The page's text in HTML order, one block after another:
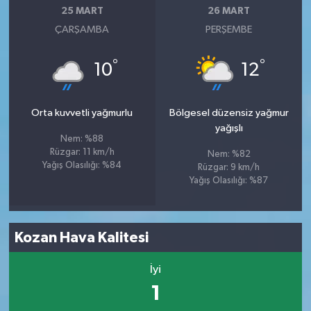
25 MART
ÇARŞAMBA
10°
Orta kuvvetli yağmurlu
Nem: %88
Rüzgar: 11 km/h
Yağış Olasılığı: %84
26 MART
PERŞEMBE
12°
Bölgesel düzensiz yağmur
yağışlı
Nem: %82
Rüzgar: 9 km/h
Yağış Olasılığı: %87
Kozan Hava Kalitesi
İyi
1